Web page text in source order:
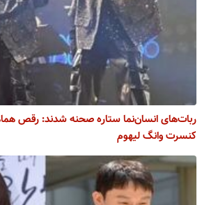
ربات‌های انسان‌نما ستاره صحنه شدند: رقص
کنسرت وانگ لیهوم